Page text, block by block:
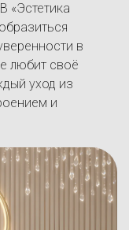
«Эстетика
в
любит своё
уход из
и